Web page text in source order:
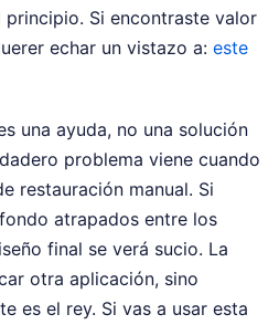
principio. Si encontraste valor
echar un vistazo a: este
una ayuda, no una solución
problema viene cuando
restauración manual. Si
atrapados entre los
final se verá sucio. La
otra aplicación, sino
es el rey. Si vas a usar esta